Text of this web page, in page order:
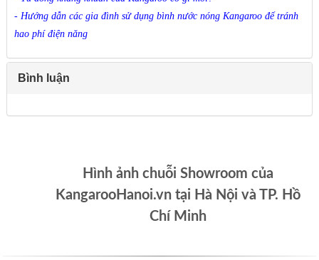
- Hướng dẫn các gia đình sử dụng bình nước nóng Kangaroo để tránh
hao phí điện năng
Bình luận
Hình ảnh chuỗi Showroom của
KangarooHanoi.vn tại Hà Nội và TP. Hồ
Chí Minh